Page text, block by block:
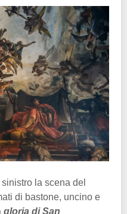
la scena del
di bastone, uncino e
gloria di San